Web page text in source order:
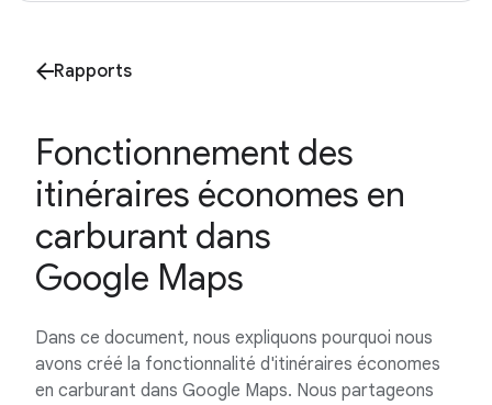
Rapports
Fonctionnement des
itinéraires économes en
carburant dans
Google Maps
Dans ce document, nous expliquons pourquoi nous
avons créé la fonctionnalité d'itinéraires économes
en carburant dans Google Maps. Nous partageons